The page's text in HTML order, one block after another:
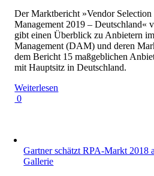
Der Marktbericht »Vendor
Management 2019 – Deutschland«
gibt einen Überblick zu Anbietern
Management (DAM) und deren
dem Bericht 15 maßgeblichen
mit Hauptsitz in Deutschland.
Weiterlesen
0
Gartner schätzt RPA-Markt
Gallerie